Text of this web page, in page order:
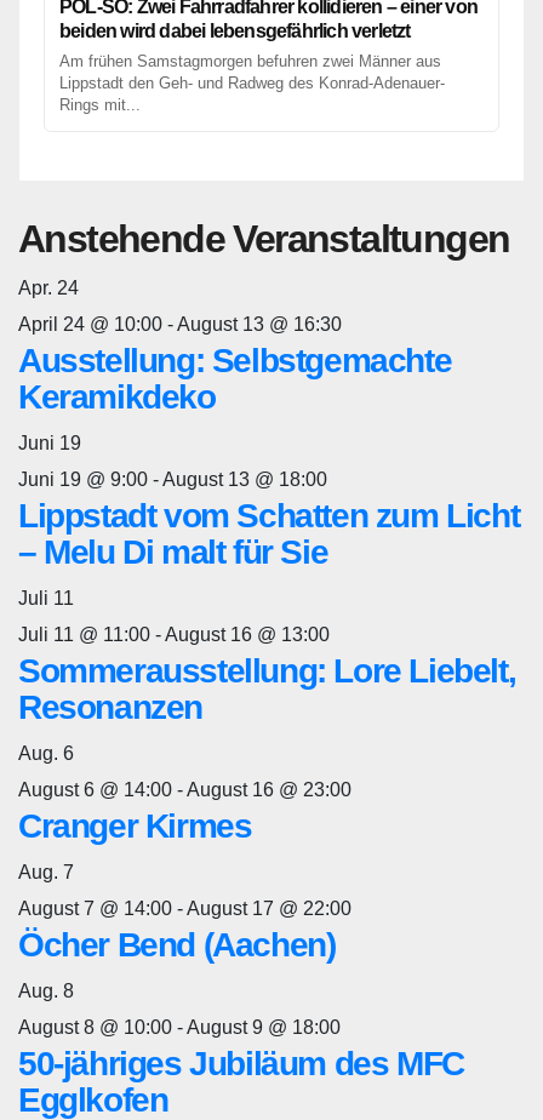
POL-SO: Zwei Fahrradfahrer kollidieren – einer von
beiden wird dabei lebensgefährlich verletzt
Am frühen Samstagmorgen befuhren zwei Männer aus
Lippstadt den Geh- und Radweg des Konrad-Adenauer-
Rings mit...
Anstehende Veranstaltungen
Apr. 24
April 24 @ 10:00 -August 13 @ 16:30
Ausstellung: Selbstgemachte
Keramikdeko
Juni 19
Juni 19 @ 9:00 -August 13 @ 18:00
Lippstadt vom Schatten zum Licht
– Melu Di malt für Sie
Juli 11
Juli 11 @ 11:00 -August 16 @ 13:00
Sommerausstellung: Lore Liebelt,
Resonanzen
Aug. 6
August 6 @ 14:00 -August 16 @ 23:00
Cranger Kirmes
Aug. 7
August 7 @ 14:00 -August 17 @ 22:00
Öcher Bend (Aachen)
Aug. 8
August 8 @ 10:00 -August 9 @ 18:00
50-jähriges Jubiläum des MFC
Egglkofen